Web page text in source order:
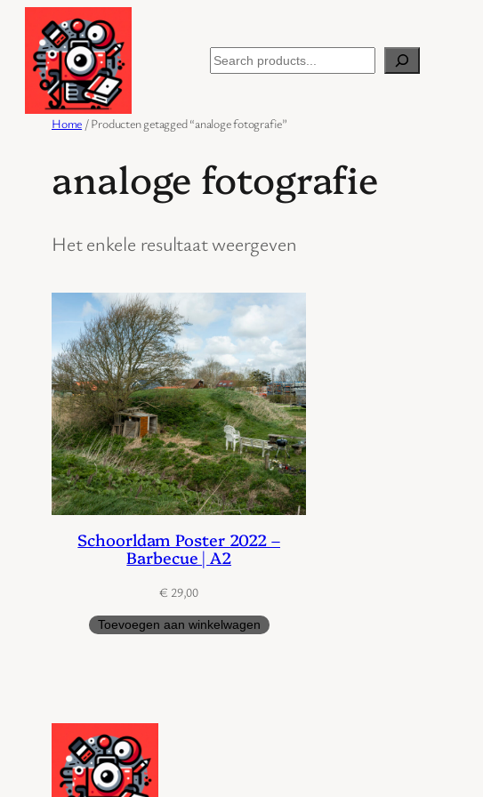
naar
inhoud
Search
Home / Producten getagged “analoge fotografie”
analoge fotografie
Het enkele resultaat weergeven
Schoorldam Poster 2022 –
Barbecue | A2
€ 29,00
Toevoegen aan winkelwagen